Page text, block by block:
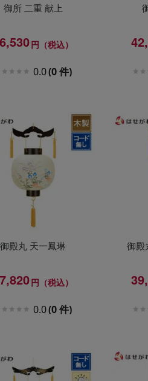
御所 二重 献上
円（税込）
0.0(0 件)
御殿丸 天一鳳琳
円（税込）
0.0(0 件)
御殿